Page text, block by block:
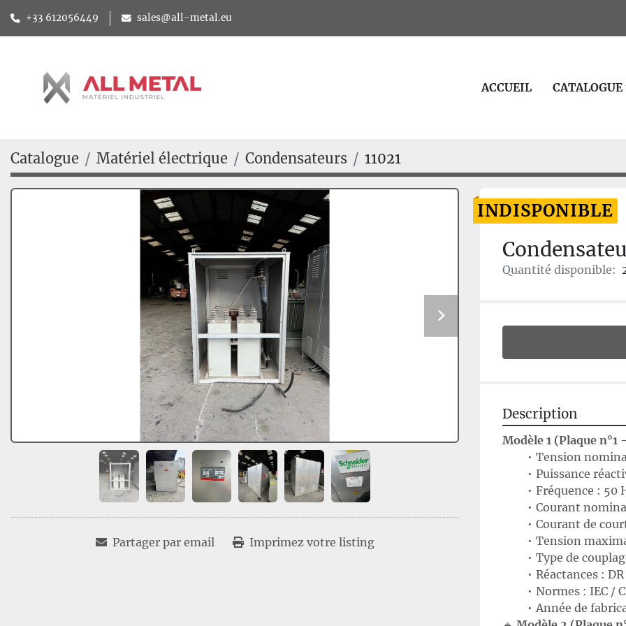
+33 612056449 sales@all-metal.eu
ACCUEIL CATALOGUE
Catalogue Matériel électrique Condensateurs 11021
Partager par email Imprimez votre listing
INDISPONIBLE
Quantité disponible:
Description
Modèle 1 (Plaque n°1
Tension
Puissance
Fréquence : 50
Courant
Courant de
Tension
Type de
Réactances : DR
Normes : IEC /
Année de